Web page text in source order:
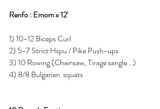
Renfo : Emom x 12'
1) 10-12 Biceps Curl
2) 5-7 Strict Hspu / Pike Push-ups
3) 10 Rowing (Chainsaw, Tirage sangle...)
4) 8/8 Bulgarian  squats